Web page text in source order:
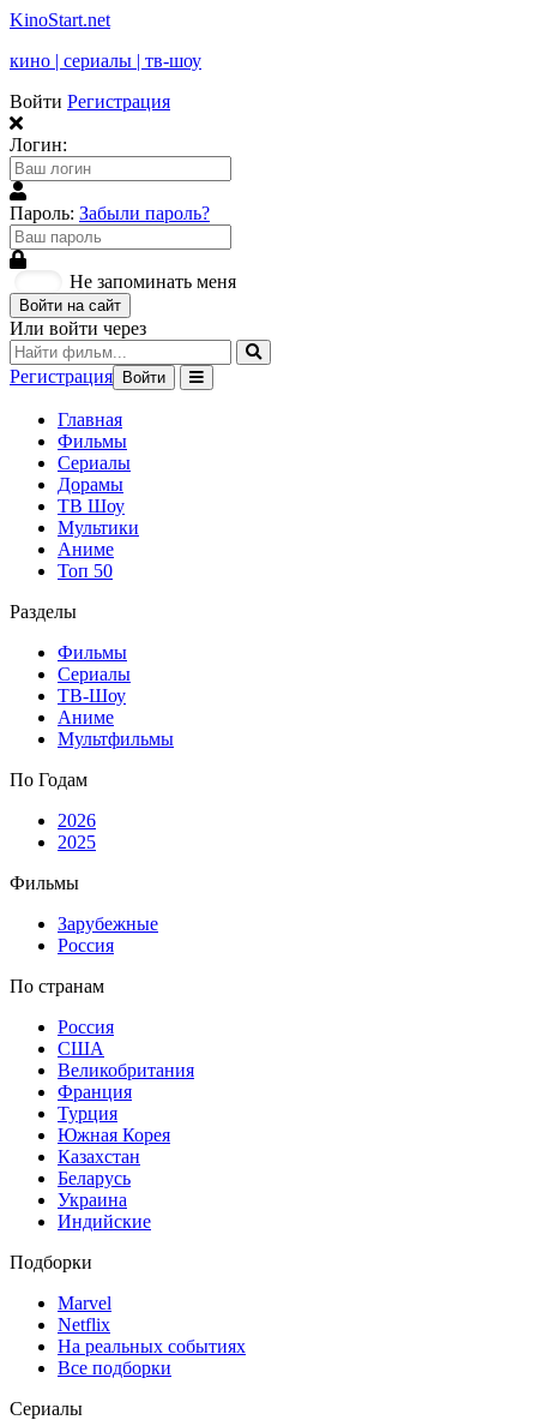
KinoStart.net
кино | сериалы | тв-шоу
Войти Регистрация
Логин:
Пароль: Забыли пароль?
Не запоминать меня
Войти на сайт
Или войти через
Регистрация Войти
Главная
Фильмы
Сериалы
Дорамы
ТВ Шоу
Мультики
Аниме
Топ 50
Разделы
Фильмы
Сериалы
ТВ-Шоу
Аниме
Мультфильмы
По Годам
2026
2025
Фильмы
Зарубежные
Россия
По странам
Россия
США
Великобритания
Франция
Турция
Южная Корея
Казахстан
Беларусь
Украина
Индийские
Подборки
Marvel
Netflix
На реальных событиях
Все подборки
Сериалы